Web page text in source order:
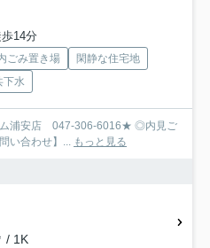
14分
ごみ置き場
閑静な住宅地
下水
店 047-306-6016★ ◎内見ご
い合わせ】... もっと見る
/ 1K